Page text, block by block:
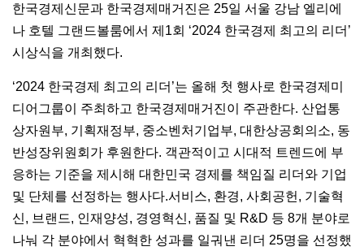
한국경제신문과 한국경제매거진은 25일 서울 강남 엘리에
나 호텔 그랜드볼룸에서 제1회 ‘2024 한국경제 최고의 리더’
시상식을 개최했다.
‘2024 한국경제 최고의 리더’는 올해 첫 행사로 한국경제미
디어그룹이 주최하고 한국경제매거진이 주관한다. 산업통
상자원부, 기획재정부, 중소벤처기업부, 대한상공회의소, 동
반성장위원회가 후원한다. 객관적이고 시대적 트렌드에 부
응하는 기준을 제시해 대한민국 경제를 책임질 리더와 기업
및 단체를 선정하는 행사다.서비스, 환경, 사회공헌, 기술혁
신, 브랜드, 인재양성, 경영혁신, 품질 및 R&D 등 8개 분야로
나눠 각 분야에서 혁혁한 성과를 일궈낸 리더 25명을 선정했